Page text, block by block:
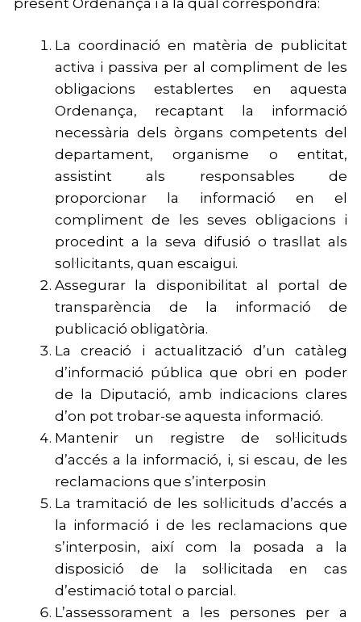
La coordinació en matèria de publicitat
activa i passiva per al compliment de les
obligacions establertes en aquesta
Ordenança, recaptant la informació
necessària dels òrgans competents del
departament, organisme o entitat,
assistint als responsables de
proporcionar la informació en el
compliment de les seves obligacions i
procedint a la seva difusió o trasllat als
sol·licitants, quan escaigui.
Assegurar la disponibilitat al portal de
transparència de la informació de
publicació obligatòria.
La creació i actualització d’un catàleg
d’informació pública que obri en poder
de la Diputació, amb indicacions clares
d’on pot trobar-se aquesta informació.
Mantenir un registre de sol·licituds
d’accés a la informació, i, si escau, de les
reclamacions que s’interposin
La tramitació de les sol·licituds d’accés a
la informació i de les reclamacions que
s’interposin, així com la posada a la
disposició de la sol·licitada en cas
d’estimació total o parcial.
L’assessorament a les persones per a